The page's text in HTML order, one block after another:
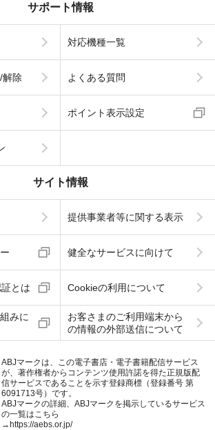
サポート情報
対応機種一覧
解除 よくある質問
ポイント表示設定
サイト情報
提供事業者等に関する表示
健全なサービスに向けて
とは Cookieの利用について
みに
お客さまのご利用端末から
の情報の外部送信について
ABJマークは、この電子書店・電子書籍配信サービス
が、著作権者からコンテンツ使用許諾を得た正規版配
信サービスであることを示す登録商標（登録番号 第
6091713号）です。
ABJマークの詳細、ABJマークを掲示しているサービス
の一覧はこちら
→https://aebs.or.jp/